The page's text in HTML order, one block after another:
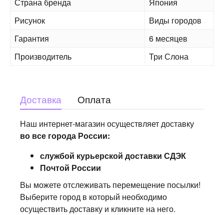
Рисунок
Виды городов
Гарантия
6 месяцев
Производитель
Три Слона
Доставка Оплата
Наш интернет-магазин осуществляет доставку
во все города России:
службой курьерской доставки СДЭК
Почтой России
Вы можете отслеживать перемещение посылки!
Выберите город в который необходимо
осуществить доставку и кликните на него.